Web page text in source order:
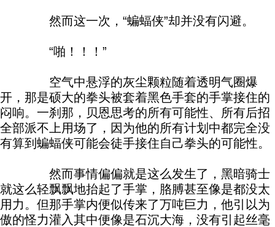
然而这一次，“蝙蝠侠”却并没有闪避。
“啪！！！”
空气中悬浮的灰尘颗粒随着透明气圈爆
开，那是硕大的拳头被套着黑色手套的手掌接住的
闷响。一刹那，贝恩思考的所有可能性、所有后招
全部派不上用场了，因为他的所有计划中都完全没
有算到蝙蝠侠可能会徒手接住自己拳头的可能性。
然而事情偏偏就是这么发生了，黑暗骑士
就这么轻飘飘地抬起了手掌，胳膊甚至像是都没太
用力。但那手掌内便似传来了万吨巨力，他引以为
傲的怪力灌入其中便像是石沉大海，没有引起丝毫